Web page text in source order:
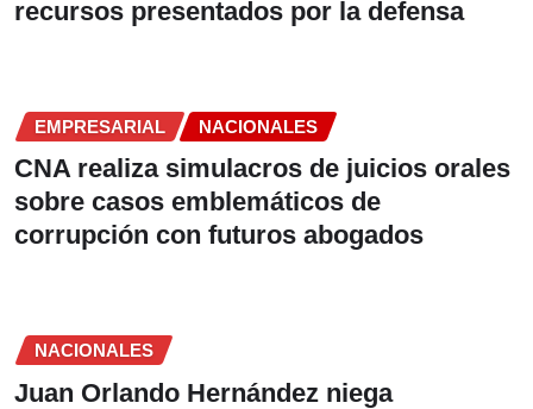
recursos presentados por la defensa
EMPRESARIAL NACIONALES
CNA realiza simulacros de juicios orales
sobre casos emblemáticos de
corrupción con futuros abogados
NACIONALES
Juan Orlando Hernández niega